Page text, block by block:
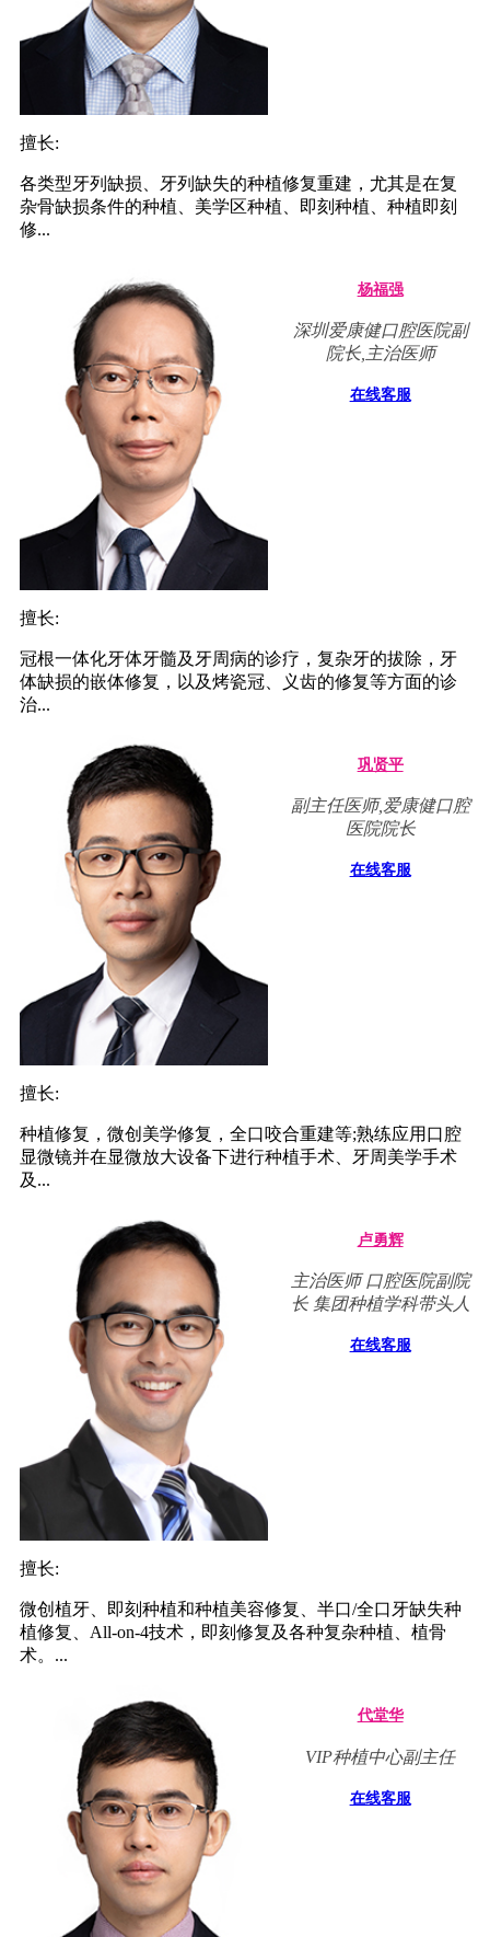
擅长:
各类型牙列缺损、牙列缺失的种植修复重建，尤其是在复
杂骨缺损条件的种植、美学区种植、即刻种植、种植即刻
修...
杨福强
深圳爱康健口腔医院副
院长,主治医师
在线客服
擅长:
冠根一体化牙体牙髓及牙周病的诊疗，复杂牙的拔除，牙
体缺损的嵌体修复，以及烤瓷冠、义齿的修复等方面的诊
治...
巩贤平
副主任医师,爱康健口腔
医院院长
在线客服
擅长:
种植修复，微创美学修复，全口咬合重建等;熟练应用口腔
显微镜并在显微放大设备下进行种植手术、牙周美学手术
及...
卢勇辉
主治医师 口腔医院副院
长 集团种植学科带头人
在线客服
擅长:
微创植牙、即刻种植和种植美容修复、半口/全口牙缺失种
植修复、All-on-4技术，即刻修复及各种复杂种植、植骨
术。...
代堂华
VIP种植中心副主任
在线客服